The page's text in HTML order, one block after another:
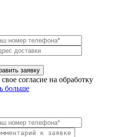
заявку
согласие на обработку
больше